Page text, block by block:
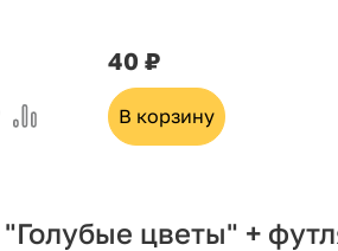
40 ₽
В корзину
цветы" +